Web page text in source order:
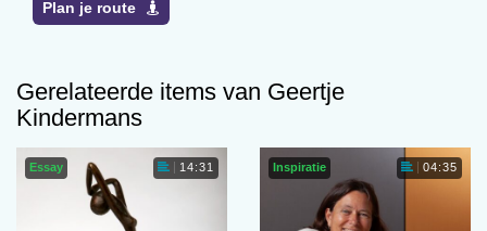
Plan je route
Gerelateerde items van Geertje
Kindermans
Essay 14:31 Inspiratie 04:35